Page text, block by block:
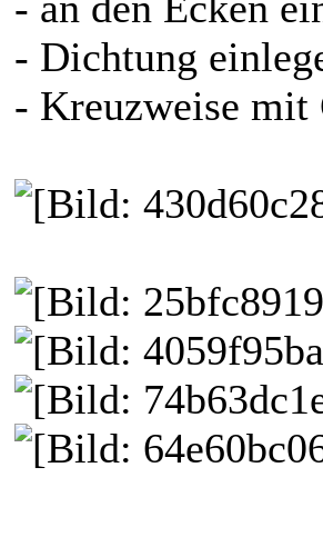
- Dichtung
- Kreuzweise mit